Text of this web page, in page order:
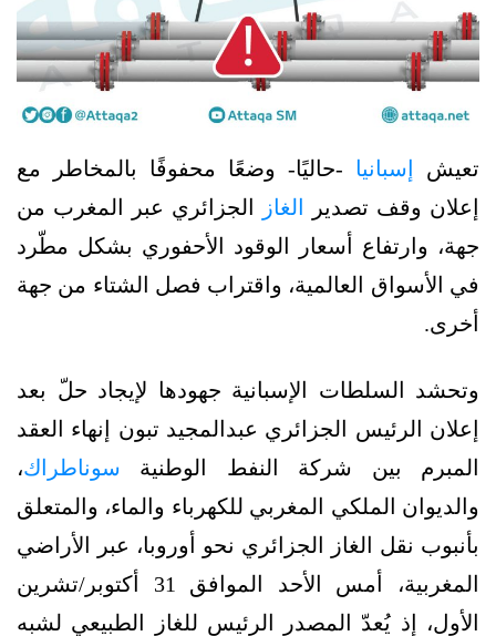
تعيش إسبانيا -حاليًا- وضعًا محفوفًا بالمخاطر مع
إعلان وقف تصدير
الغاز
الجزائري عبر المغرب من
جهة، وارتفاع أسعار الوقود الأحفوري بشكل مطّرد
في الأسواق العالمية، واقتراب فصل الشتاء من جهة
أخرى.
وتحشد السلطات الإسبانية جهودها لإيجاد حلّ بعد
إعلان الرئيس الجزائري عبدالمجيد تبون إنهاء العقد
المبرم بين شركة النفط الوطنية سوناطراك،
والديوان الملكي المغربي للكهرباء والماء، والمتعلق
بأنبوب نقل الغاز الجزائري نحو أوروبا، عبر الأراضي
المغربية، أمس الأحد الموافق 31 أكتوبر/تشرين
الأول، إذ يُعدّ المصدر الرئيس للغاز الطبيعي لشبه